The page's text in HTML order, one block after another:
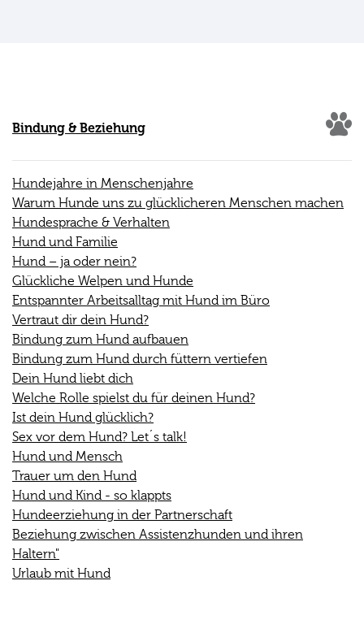
Bindung & Beziehung
Hundejahre in Menschenjahre
Warum Hunde uns zu glücklicheren Menschen machen
Hundesprache & Verhalten
Hund und Familie
Hund – ja oder nein?
Glückliche Welpen und Hunde
Entspannter Arbeitsalltag mit Hund im Büro
Vertraut dir dein Hund?
Bindung zum Hund aufbauen
Bindung zum Hund durch füttern vertiefen
Dein Hund liebt dich
Welche Rolle spielst du für deinen Hund?
Ist dein Hund glücklich?
Sex vor dem Hund? Let´s talk!
Hund und Mensch
Trauer um den Hund
Hund und Kind - so klappts
Hundeerziehung in der Partnerschaft
Beziehung zwischen Assistenzhunden und ihren
Haltern"
Urlaub mit Hund